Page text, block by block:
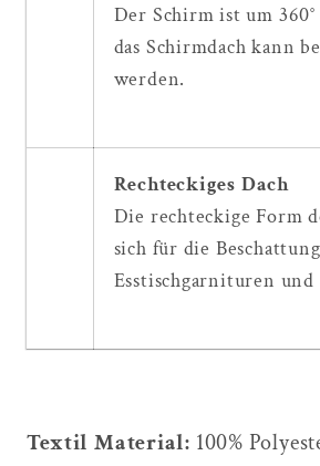
Der Schirm ist um
das Schirmdach kann
werden.
Rechteckiges Dach
Die rechteckige Form
sich für die
Esstischgarnituren
Textil Material: 100%